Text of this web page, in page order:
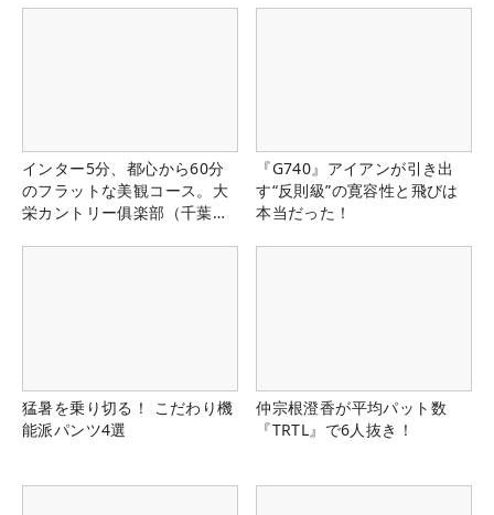
インター5分、都心から60分
のフラットな美観コース。大
栄カントリー俱楽部（千葉
『G740』アイアンが引き出
す“反則級”の寛容性と飛びは
本当だった！
猛暑を乗り切る！ こだわり機
能派パンツ4選
仲宗根澄香が平均パット数
『TRTL』で6人抜き！